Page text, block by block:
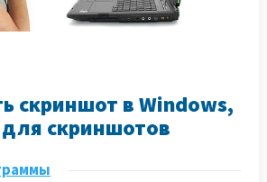
скриншот в Windows,
скриншотов